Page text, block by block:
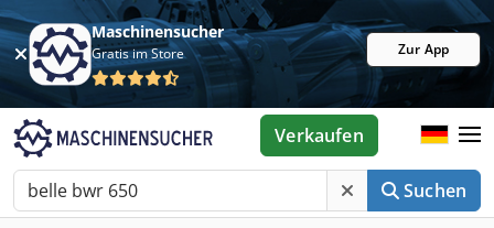
Maschinensucher
Gratis im Store Zur App
Suchen
Verkaufen